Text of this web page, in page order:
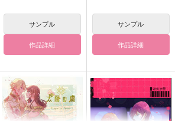
サンプル
作品詳細
サンプル
作品詳細